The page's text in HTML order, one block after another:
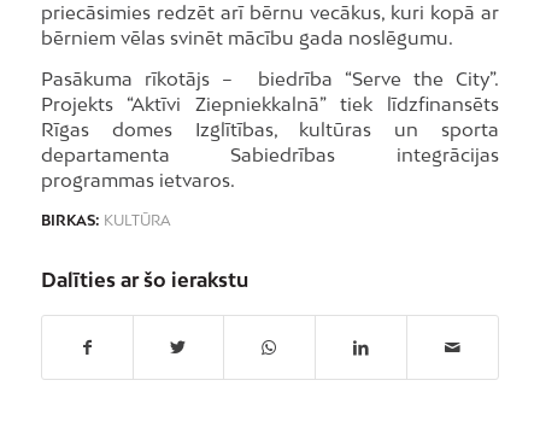
priecāsimies redzēt arī bērnu vecākus, kuri kopā ar
bērniem vēlas svinēt mācību gada noslēgumu.
Pasākuma rīkotājs – biedrība “Serve the City”.
Projekts “Aktīvi Ziepniekkalnā” tiek līdzfinansēts
Rīgas domes Izglītības, kultūras un sporta
departamenta Sabiedrības integrācijas
programmas ietvaros.
BIRKAS: KULTŪRA
Dalīties ar šo ierakstu